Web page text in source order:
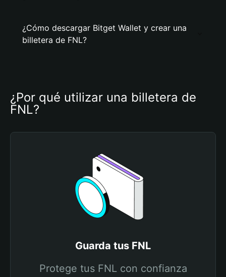
¿Cómo descargar Bitget Wallet y crear una
billetera de FNL?
¿Por qué utilizar una billetera de
FNL?
Guarda tus FNL
Protege tus FNL con confianza